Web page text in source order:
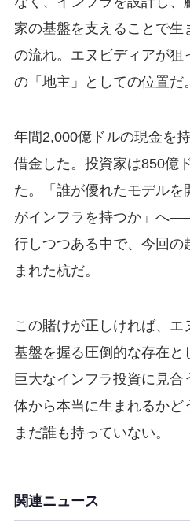
家の基盤を支えることで生
の流れ。エヌビディアが狙
の「地主」としての位置だ。
年間2,000億ドルの現金を
借金した。投資家は850億
た。「誰が優れたモデルを
がインフラを持つか」へ
行しつつある中で、今回の
まれた杭だ。
この賭けが正しければ、
基盤を握る圧倒的な存在と
巨大なインフラ投資に見合
体から本当に生まれるか
まだ誰も持っていない。
関連ニュース